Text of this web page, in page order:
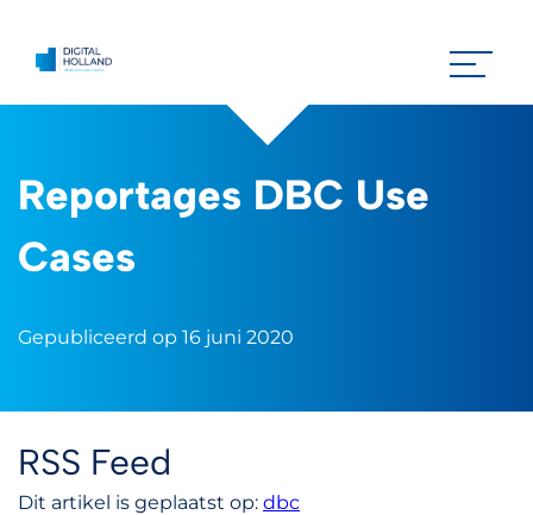
Reportages DBC Use
Cases
Gepubliceerd op 16 juni 2020
RSS Feed
Dit artikel is geplaatst op: dbc